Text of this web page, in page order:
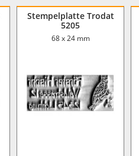
Stempelplatte Trodat
5205
68 x 24 mm